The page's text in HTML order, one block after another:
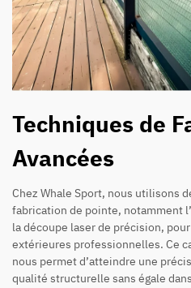
Techniques de
Avancées
Chez Whale Sport, nous utilisons
fabrication de pointe, notamment
la découpe laser de précision,
extérieures professionnelles. Ce
nous permet d’atteindre une
qualité structurelle sans égale